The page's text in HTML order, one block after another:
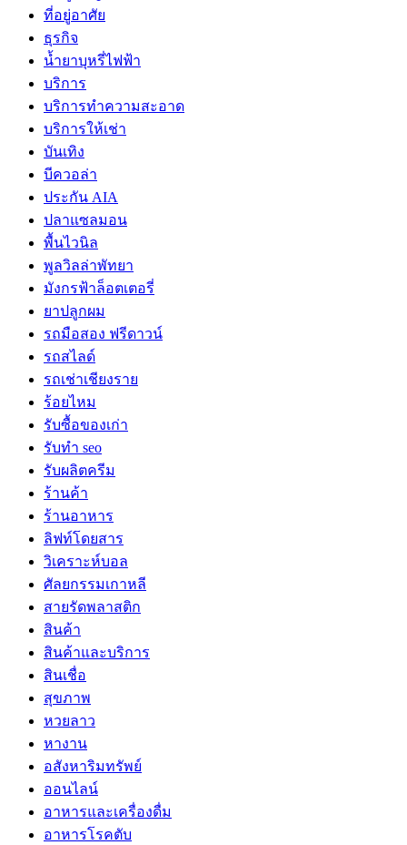
ที่อยู่อาศัย
ธุรกิจ
น้ำยาบุหรี่ไฟฟ้า
บริการ
บริการทำความสะอาด
บริการให้เช่า
บันเทิง
บีควอล่า
ประกัน AIA
ปลาแซลมอน
พื้นไวนิล
พูลวิลล่าพัทยา
มังกรฟ้าล็อตเตอรี่
ยาปลูกผม
รถมือสอง ฟรีดาวน์
รถสไลด์
รถเช่าเชียงราย
ร้อยไหม
รับซื้อของเก่า
รับทำ seo
รับผลิตครีม
ร้านค้า
ร้านอาหาร
ลิฟท์โดยสาร
วิเคราะห์บอล
ศัลยกรรมเกาหลี
สายรัดพลาสติก
สินค้า
สินค้าและบริการ
สินเชื่อ
สุขภาพ
หวยลาว
หางาน
อสังหาริมทรัพย์
ออนไลน์
อาหารและเครื่องดื่ม
อาหารโรคตับ